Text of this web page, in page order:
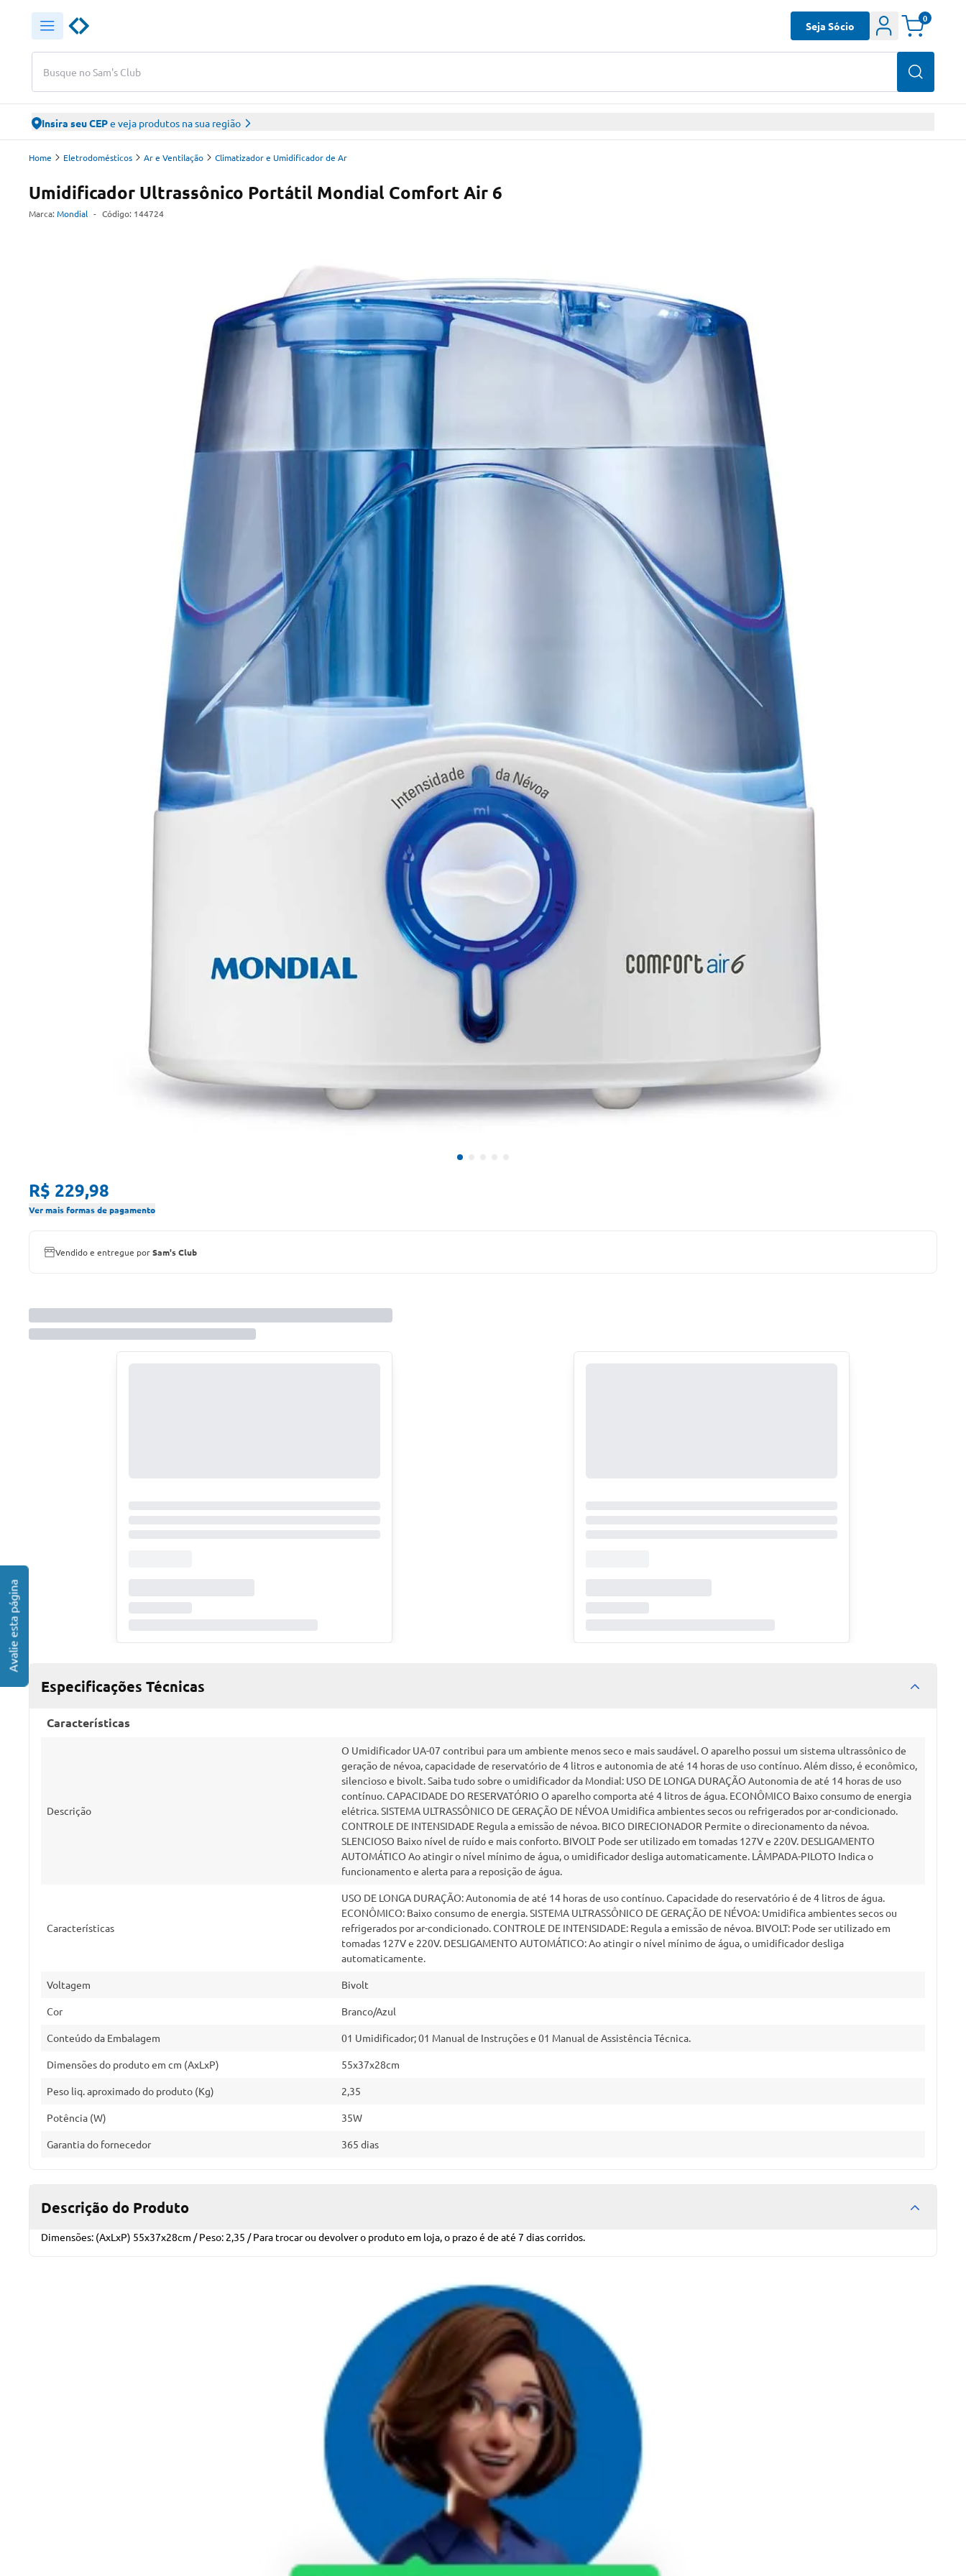
Busque no Sam's Club
Seja Sócio
0
Insira seu CEPe veja produtos na sua região
Home Eletrodomésticos Ar e Ventilação Climatizador e Umidificador de Ar
Umidificador Ultrassônico Portátil Mondial Comfort Air 6
Marca: Mondial - Código: 144724
R$ 229,98
Ver mais formas de pagamento
Vendido e entregue porSam's Club
Especificações Técnicas
Características
Descrição
O Umidificador UA-07 contribui para um ambiente menos seco e mais saudável. O aparelho possui um sistema ultrassônico de
geração de névoa, capacidade de reservatório de 4 litros e autonomia de até 14 horas de uso contínuo. Além disso, é econômico,
silencioso e bivolt. Saiba tudo sobre o umidificador da Mondial: USO DE LONGA DURAÇÃO Autonomia de até 14 horas de uso
contínuo. CAPACIDADE DO RESERVATÓRIO O aparelho comporta até 4 litros de água. ECONÔMICO Baixo consumo de energia
elétrica. SISTEMA ULTRASSÔNICO DE GERAÇÃO DE NÉVOA Umidifica ambientes secos ou refrigerados por ar-condicionado.
CONTROLE DE INTENSIDADE Regula a emissão de névoa. BICO DIRECIONADOR Permite o direcionamento da névoa.
SLENCIOSO Baixo nível de ruído e mais conforto. BIVOLT Pode ser utilizado em tomadas 127V e 220V. DESLIGAMENTO
AUTOMÁTICO Ao atingir o nível mínimo de água, o umidificador desliga automaticamente. LÂMPADA-PILOTO Indica o
funcionamento e alerta para a reposição de água.
Características
USO DE LONGA DURAÇÃO: Autonomia de até 14 horas de uso contínuo. Capacidade do reservatório é de 4 litros de água.
ECONÔMICO: Baixo consumo de energia. SISTEMA ULTRASSÔNICO DE GERAÇÃO DE NÉVOA: Umidifica ambientes secos ou
refrigerados por ar-condicionado. CONTROLE DE INTENSIDADE: Regula a emissão de névoa. BIVOLT: Pode ser utilizado em
tomadas 127V e 220V. DESLIGAMENTO AUTOMÁTICO: Ao atingir o nível mínimo de água, o umidificador desliga
automaticamente.
Voltagem Bivolt
Cor Branco/Azul
Conteúdo da Embalagem 01 Umidificador; 01 Manual de Instruções e 01 Manual de Assistência Técnica.
Dimensões do produto em cm (AxLxP) 55x37x28cm
Peso liq. aproximado do produto (Kg) 2,35
Potência (W) 35W
Garantia do fornecedor 365 dias
Descrição do Produto
Dimensões: (AxLxP) 55x37x28cm / Peso: 2,35 / Para trocar ou devolver o produto em loja, o prazo é de até 7 dias corridos.